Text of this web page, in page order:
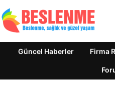
Güncel Haberler Firma